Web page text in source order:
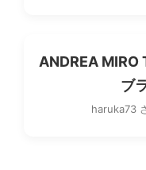
ANDREA MIRO
ブ
haruka73